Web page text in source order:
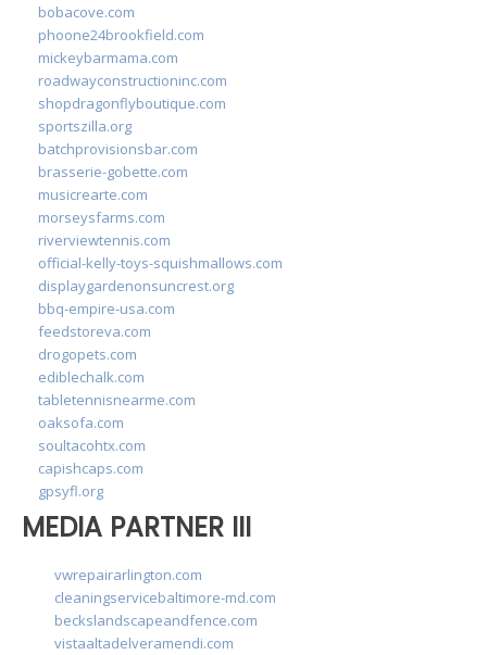
bobacove.com
phoone24brookfield.com
mickeybarmama.com
roadwayconstructioninc.com
shopdragonflyboutique.com
sportszilla.org
batchprovisionsbar.com
brasserie-gobette.com
musicrearte.com
morseysfarms.com
riverviewtennis.com
official-kelly-toys-squishmallows.com
displaygardenonsuncrest.org
bbq-empire-usa.com
feedstoreva.com
drogopets.com
ediblechalk.com
tabletennisnearme.com
oaksofa.com
soultacohtx.com
capishcaps.com
gpsyfl.org
MEDIA PARTNER III
vwrepairarlington.com
cleaningservicebaltimore-md.com
beckslandscapeandfence.com
vistaaltadelveramendi.com